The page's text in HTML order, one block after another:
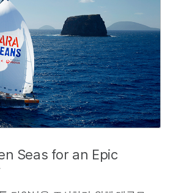
Seas for an Epic